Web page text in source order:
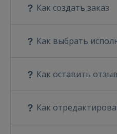
Как создать заказ
Как выбрать
Как оставить отзыв
Как